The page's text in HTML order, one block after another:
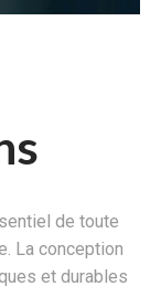
de toute
La conception
et durables